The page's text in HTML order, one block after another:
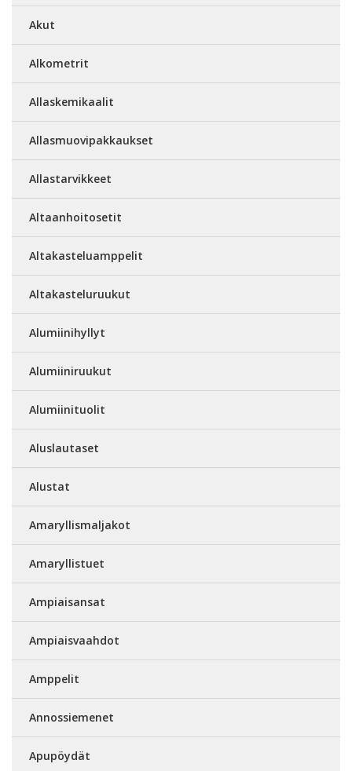
Akut
Alkometrit
Allaskemikaalit
Allasmuovipakkaukset
Allastarvikkeet
Altaanhoitosetit
Altakasteluamppelit
Altakasteluruukut
Alumiinihyllyt
Alumiiniruukut
Alumiinituolit
Aluslautaset
Alustat
Amaryllismaljakot
Amaryllistuet
Ampiaisansat
Ampiaisvaahdot
Amppelit
Annossiemenet
Apupöydät